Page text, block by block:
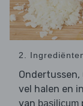
2.
Ondertussen,
vel halen en
van basilicum